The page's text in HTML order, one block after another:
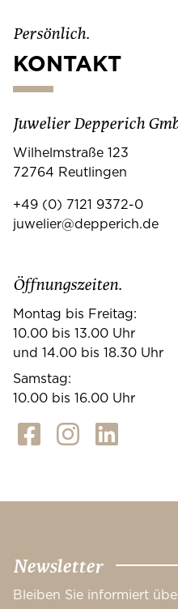
Persönlich.
KONTAKT
Juwelier Depperich
Wilhelmstraße 123
72764 Reutlingen
+49 (0) 7121 9372-0
juwelier@depperich.de
Öffnungszeiten.
Montag bis Freitag:
10.00 bis 13.00 Uhr
und 14.00 bis 18.30 Uhr
Samstag:
10.00 bis 16.00 Uhr
Newsletter
Bleiben Sie informiert